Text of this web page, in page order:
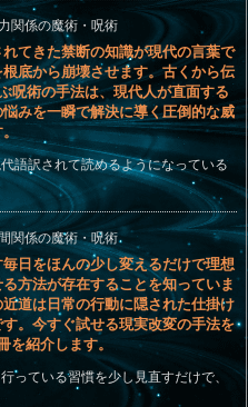
関係の魔術・呪術
てきた禁断の知識が現代の言葉で
底から崩壊させます。古くから伝
呪術の手法は、現代人が直面する
みを一瞬で解決に導く圧倒的な威
語訳されて読めるようになっている
関係の魔術・呪術
日をほんの少し変えるだけで理想
方法が存在することを知っていま
道は日常の行動に隠された仕掛け
。今すぐ試せる現実改変の手法を
を紹介します。
っている習慣を少し見直すだけで、